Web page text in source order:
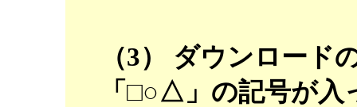
（3） ダウンロード
「□○△」の記号が